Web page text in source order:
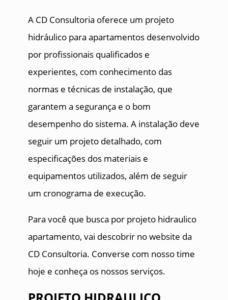
A CD Consultoria oferece um projeto
hidráulico para apartamentos desenvolvido
por profissionais qualificados e
experientes, com conhecimento das
normas e técnicas de instalação, que
garantem a segurança e o bom
desempenho do sistema. A instalação deve
seguir um projeto detalhado, com
especificações dos materiais e
equipamentos utilizados, além de seguir
um cronograma de execução.
Para você que busca por projeto hidraulico
apartamento, vai descobrir no website da
CD Consultoria. Converse com nosso time
hoje e conheça os nossos serviços.